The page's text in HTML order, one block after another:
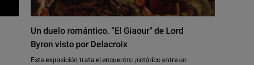
Un duelo romántico. "El Giaour" de Lord
Byron visto por Delacroix
Esta exposición trata el encuentro pictórico entre un